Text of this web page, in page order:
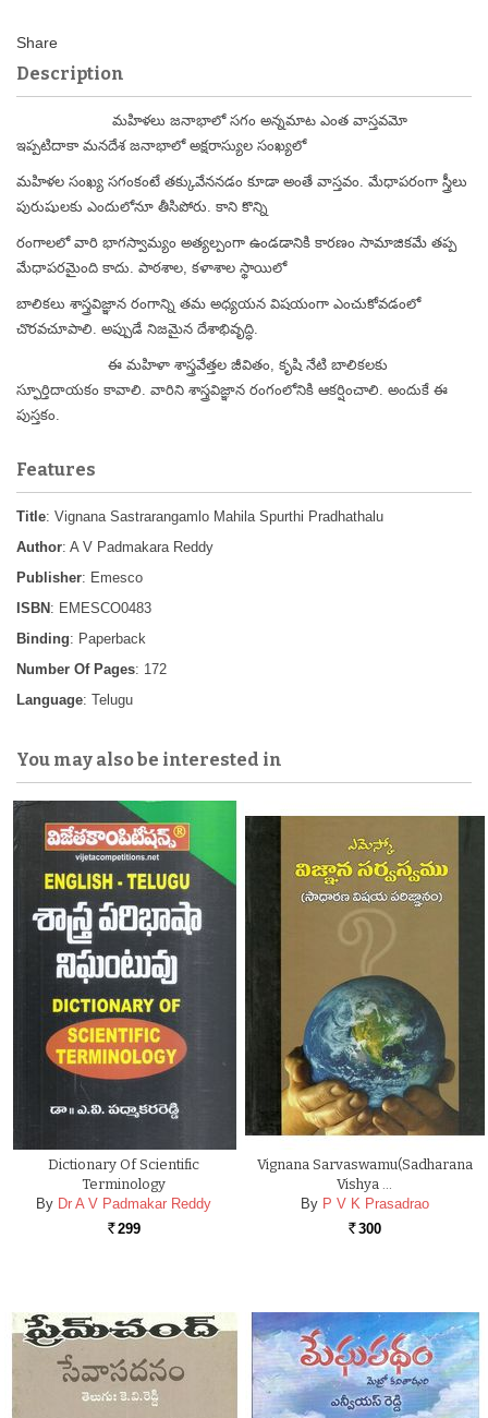
Description
మహిళలు జనాభాలో సగం అన్నమాట ఎంత వాస్తవమో
ఇప్పటిదాకా మనదేశ జనాభాలో అక్షరాస్యుల సంఖ్యలో
మహిళల సంఖ్య సగంకంటే తక్కువేననడం కూడా అంతే వాస్తవం. మేధాపరంగా స్త్రీలు
పురుషులకు ఎందులోనూ తీసిపోరు. కాని కొన్ని
రంగాలలో వారి భాగస్వామ్యం అత్యల్పంగా ఉండడానికి కారణం సామాజికమే తప్ప
మేధాపరమైంది కాదు. పాఠశాల, కళాశాల స్థాయిలో
బాలికలు శాస్త్రవిజ్ఞాన రంగాన్ని తమ అధ్యయన విషయంగా ఎంచుకోవడంలో
చొరవచూపాలి. అప్పుడే నిజమైన దేశాభివృద్ధి.
ఈ మహిళా శాస్త్రవేత్తల జీవితం, కృషి నేటి బాలికలకు
స్ఫూర్తిదాయకం కావాలి. వారిని శాస్త్రవిజ్ఞాన రంగంలోనికి ఆకర్షించాలి. అందుకే ఈ
పుస్తకం.
Features
Title: Vignana Sastrarangamlo Mahila Spurthi Pradhathalu
Author: A V Padmakara Reddy
Publisher: Emesco
ISBN : EMESCO0483
Binding: Paperback
Number Of Pages: 172
Language: Telugu
You may also be interested in
Dictionary Of Scientific
Terminology
By Dr A V Padmakar Reddy
Rs. 299
Vignana Sarvaswamu(Sadharana
Vishya …
By P V K Prasadrao
Rs. 300